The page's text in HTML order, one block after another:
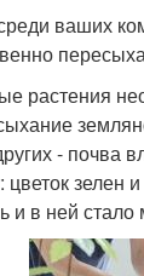
ваших
растения
- почва
зелен
и в ней